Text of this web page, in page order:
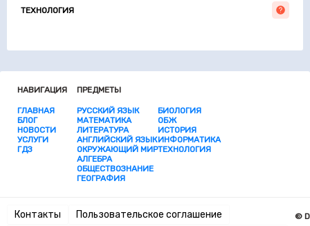
ТЕХНОЛОГИЯ
НАВИГАЦИЯ
ГЛАВНАЯ
БЛОГ
НОВОСТИ
УСЛУГИ
ГДЗ
ПРЕДМЕТЫ
РУССКИЙ ЯЗЫК
МАТЕМАТИКА
ЛИТЕРАТУРА
АНГЛИЙСКИЙ ЯЗЫК
ОКРУЖАЮЩИЙ МИР
АЛГЕБРА
ОБЩЕСТВОЗНАНИЕ
ГЕОГРАФИЯ
БИОЛОГИЯ
ОБЖ
ИСТОРИЯ
ИНФОРМАТИКА
ТЕХНОЛОГИЯ
Контакты Пользовательское соглашение ©